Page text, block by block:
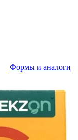
Формы и аналоги